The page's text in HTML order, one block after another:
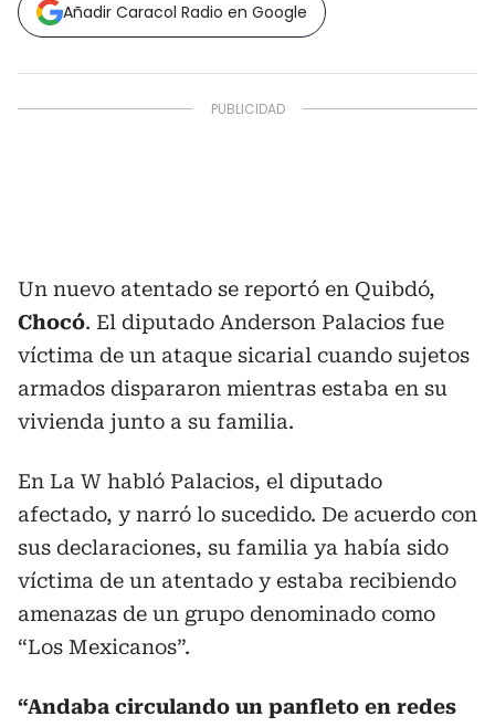
Añadir Caracol Radio en Google
Un nuevo atentado se reportó en Quibdó,
Chocó. El diputado Anderson Palacios fue
víctima de un ataque sicarial cuando sujetos
armados dispararon mientras estaba en su
vivienda junto a su familia.
En La W habló Palacios, el diputado
afectado, y narró lo sucedido. De acuerdo con
sus declaraciones, su familia ya había sido
víctima de un atentado y estaba recibiendo
amenazas de un grupo denominado como
“Los Mexicanos”.
“Andaba circulando un panfleto en redes